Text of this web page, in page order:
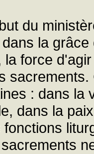
du
la
la force
: dans la
dans la